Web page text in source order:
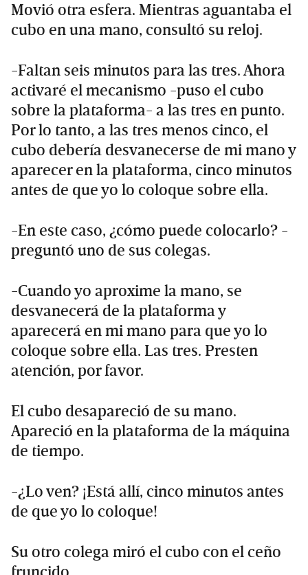
Movió otra esfera. Mientras aguantaba el
cubo en una mano, consultó su reloj.
-Faltan seis minutos para las tres. Ahora
activaré el mecanismo -puso el cubo
sobre la plataforma- a las tres en punto.
Por lo tanto, a las tres menos cinco, el
cubo debería desvanecerse de mi mano y
aparecer en la plataforma, cinco minutos
antes de que yo lo coloque sobre ella.
-En este caso, ¿cómo puede colocarlo? -
preguntó uno de sus colegas.
-Cuando yo aproxime la mano, se
desvanecerá de la plataforma y
aparecerá en mi mano para que yo lo
coloque sobre ella. Las tres. Presten
atención, por favor.
El cubo desapareció de su mano.
Apareció en la plataforma de la máquina
de tiempo.
-¿Lo ven? ¡Está allí, cinco minutos antes
de que yo lo coloque!
Su otro colega miró el cubo con el ceño